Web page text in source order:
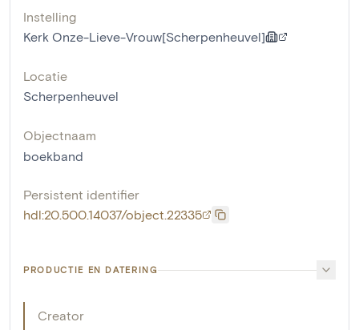
Instelling
Kerk Onze-Lieve-Vrouw[Scherpenheuvel]
Locatie
Scherpenheuvel
Objectnaam
boekband
Persistent identifier
hdl:20.500.14037/object.22335
PRODUCTIE EN DATERING
Creator